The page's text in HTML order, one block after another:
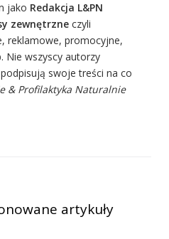
jako Redakcja L&PN
zewnętrzne czyli
reklamowe, promocyjne,
Nie wszyscy autorzy
swoje treści na co
& Profilaktyka Naturalnie
artykuły